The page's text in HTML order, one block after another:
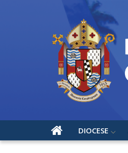
DIOCESE